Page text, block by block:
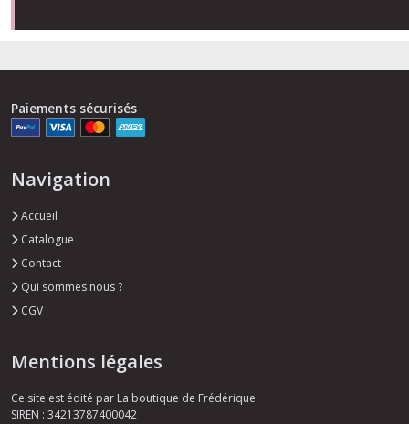
Paiements sécurisés
Navigation
Accueil
Catalogue
Contact
Qui sommes nous ?
CGV
Mentions légales
Ce site est édité par La boutique de Frédérique.
SIREN : 34213787400042